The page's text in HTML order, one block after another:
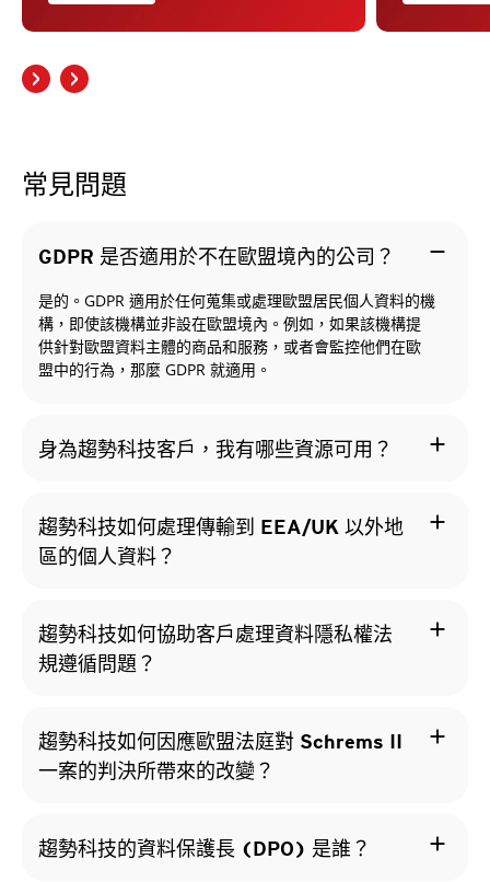
常見問題
GDPR 是否適用於不在歐盟境內的公司？ remove
是的。GDPR 適用於任何蒐集或處理歐盟居民個人資料的機
構，即使該機構並非設在歐盟境內。例如，如果該機構提
供針對歐盟資料主體的商品和服務，或者會監控他們在歐
盟中的行為，那麼 GDPR 就適用。
身為趨勢科技客戶，我有哪些資源可用？ add
趨勢科技如何處理傳輸到 EEA/UK 以外地
區的個人資料？
add
趨勢科技如何協助客戶處理資料隱私權法
規遵循問題？
add
趨勢科技如何因應歐盟法庭對 Schrems II
一案的判決所帶來的改變？
add
趨勢科技的資料保護長 (DPO) 是誰？ add